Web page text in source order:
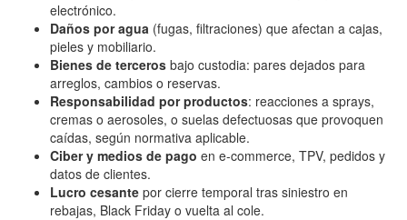
electrónico.
Daños por agua (fugas, filtraciones) que afectan a cajas,
pieles y mobiliario.
Bienes de terceros bajo custodia: pares dejados para
arreglos, cambios o reservas.
Responsabilidad por productos: reacciones a sprays,
cremas o aerosoles, o suelas defectuosas que provoquen
caídas, según normativa aplicable.
Ciber y medios de pago en e‑commerce, TPV, pedidos y
datos de clientes.
Lucro cesante por cierre temporal tras siniestro en
rebajas, Black Friday o vuelta al cole.